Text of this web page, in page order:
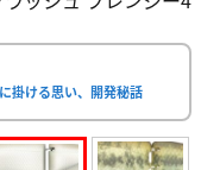
掛ける思い、開発秘話